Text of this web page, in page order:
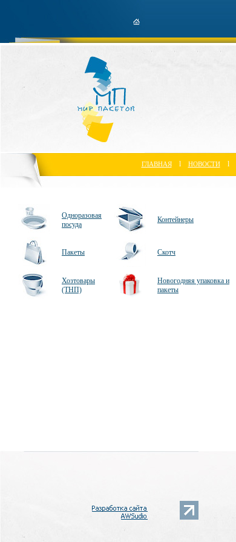
ГЛАВНАЯ l НОВОСТИ l
Одноразовая
посуда
Контейнеры
Пакеты Скотч
Хозтовары
(ТНП)
Новогодняя упаковка и
пакеты